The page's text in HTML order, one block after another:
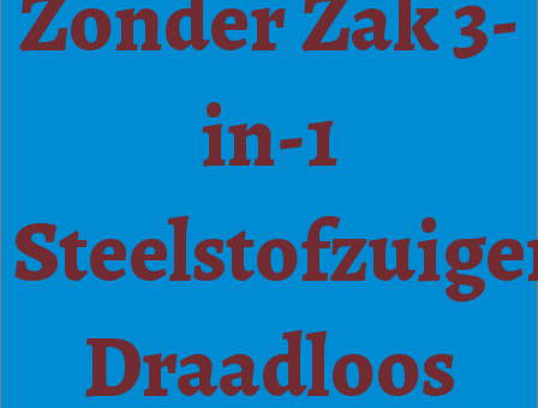
in-1
Draadloos